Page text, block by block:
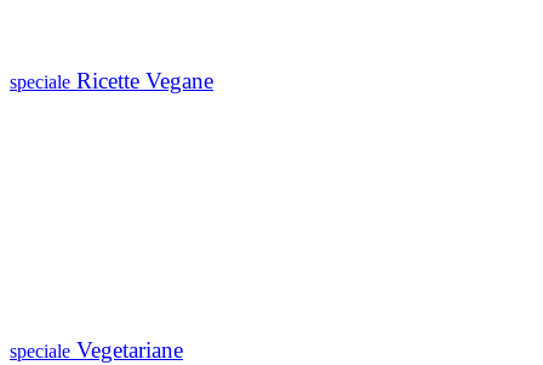
speciale Ricette Vegane
speciale Vegetariane